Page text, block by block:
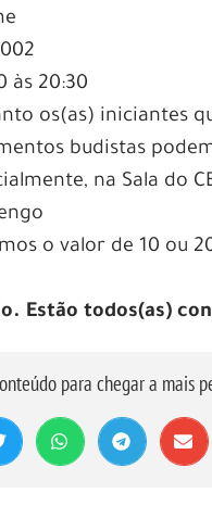
às 20:30
os(as) iniciantes
budistas
na Sala do
o valor de 10 ou
Estão todos(as)
para chegar a mais